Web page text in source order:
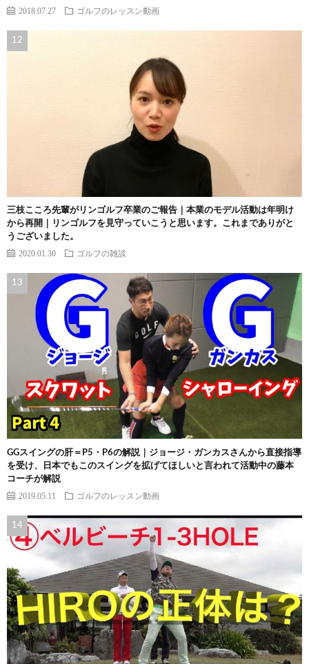
2018.07.27 ゴルフのレッスン動画
三枝こころ先輩がリンゴルフ卒業のご報告｜本業のモデル活動は年明け
から再開｜リンゴルフを見守っていこうと思います。これまでありがと
うございました。
2020.01.30 ゴルフの雑談
GGスイングの肝＝P5・P6の解説｜ジョージ・ガンカスさんから直接指導
を受け、日本でもこのスイングを拡げてほしいと言われて活動中の藤本
コーチが解説
2019.05.11 ゴルフのレッスン動画